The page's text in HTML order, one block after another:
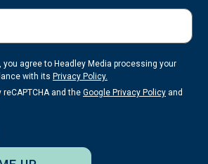
agree to Headley Media processing your
with its Privacy Policy.
and the Google Privacy Policy and